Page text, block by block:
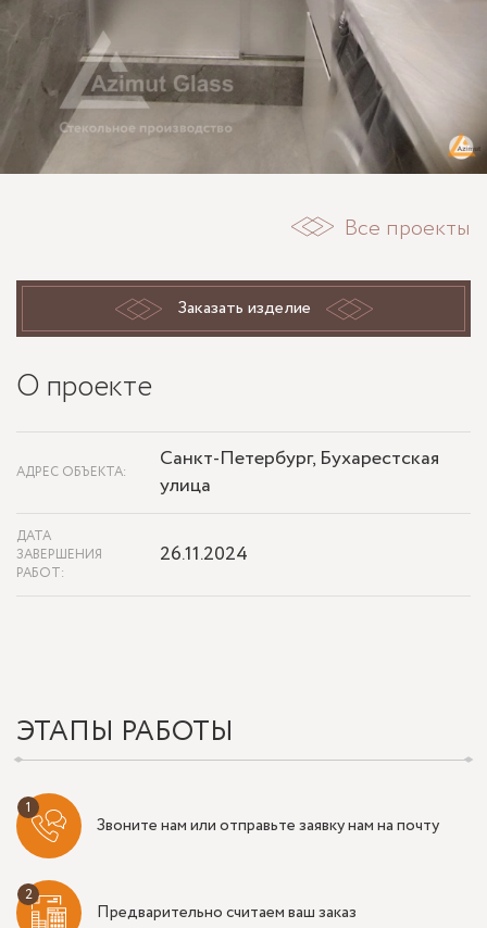
Все проекты
Заказать изделие
О проекте
АДРЕС ОБЪЕКТА:
Санкт-Петербург, Бухарестская
улица
ДАТА
ЗАВЕРШЕНИЯ
РАБОТ:
26.11.2024
ЭТАПЫ РАБОТЫ
Звоните нам или отправьте заявку нам на почту
Предварительно считаем ваш заказ